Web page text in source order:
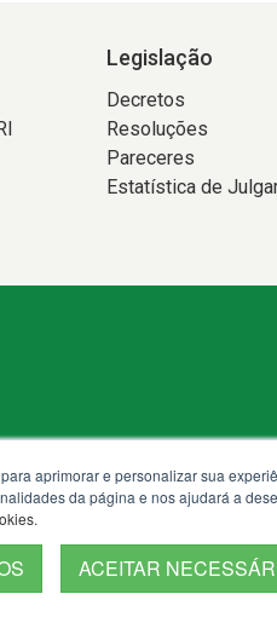
Legislação
Decretos
Resoluções
Pareceres
Estatística de
aprimorar e personalizar sua
da página e nos ajudará a
.
ACEITAR